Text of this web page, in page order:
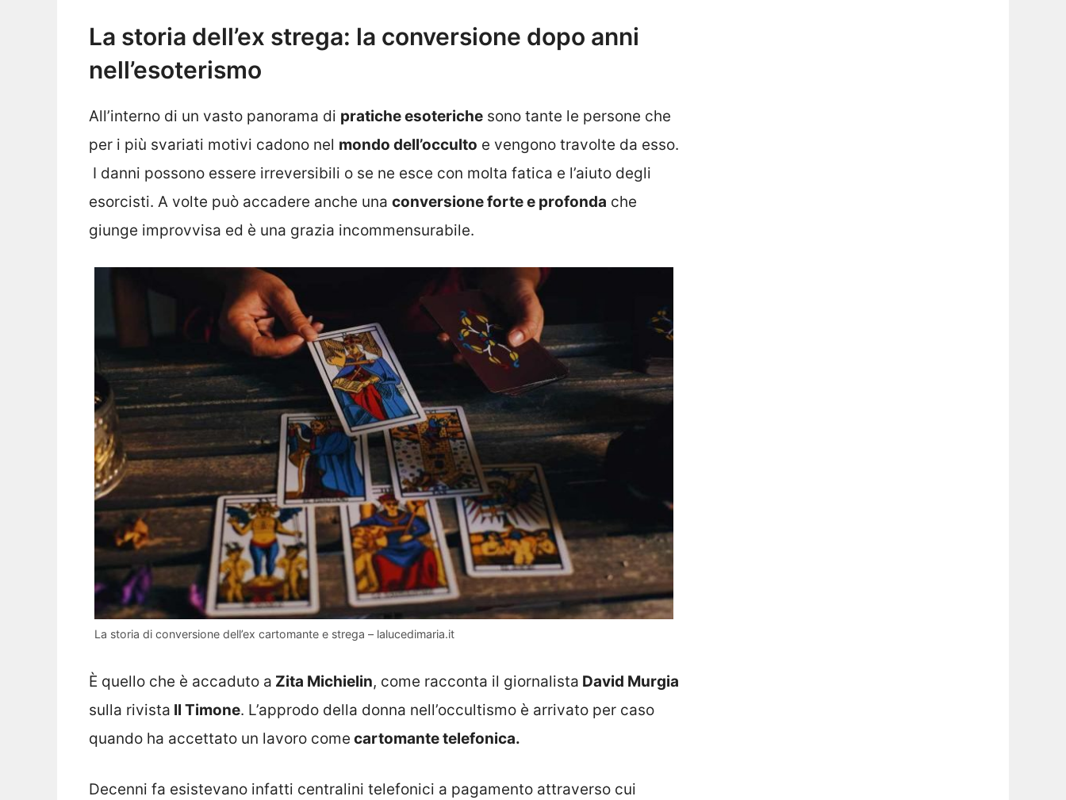
La storia dell’ex strega: la conversione dopo anni
nell’esoterismo
All’interno di un vasto panorama di pratiche esoteriche sono tante le persone che
per i più svariati motivi cadono nel mondo dell’occulto e vengono travolte da esso.
I danni possono essere irreversibili o se ne esce con molta fatica e l’aiuto degli
esorcisti. A volte può accadere anche una conversione forte e profonda che
giunge improvvisa ed è una grazia incommensurabile.
La storia di conversione dell’ex cartomante e strega – lalucedimaria.it
È quello che è accaduto a Zita Michielin, come racconta il giornalista David Murgia
sulla rivista Il Timone. L’approdo della donna nell’occultismo è arrivato per caso
quando ha accettato un lavoro come cartomante telefonica.
Decenni fa esistevano infatti centralini telefonici a pagamento attraverso cui